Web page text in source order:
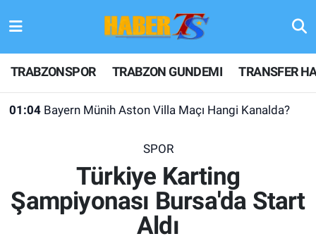
TRABZONSPOR TRABZON GUNDEMI TRANSFER
01:04 Bayern Münih Aston Villa Maçı Hangi Kanalda?
SPOR
Türkiye Karting
Şampiyonası Bursa'da Start
Aldı
TRABZONSPOR
TRABZON GUNDEMI
KULİS MEYDANI
Hava Durumu
Trafik Durumu
Son Dakika Haberleri